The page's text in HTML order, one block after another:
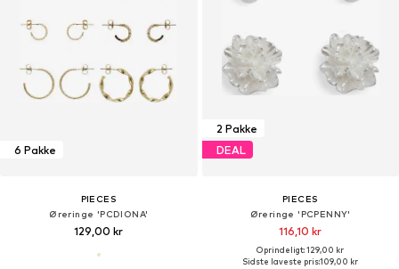
6 Pakke
PIECES
Øreringe 'PCDIONA'
129,00 kr
2 Pakke
DEAL
PIECES
Øreringe 'PCPENNY'
116,10 kr
Oprindeligt: 129,00 kr
Sidste laveste pris:109,00 kr